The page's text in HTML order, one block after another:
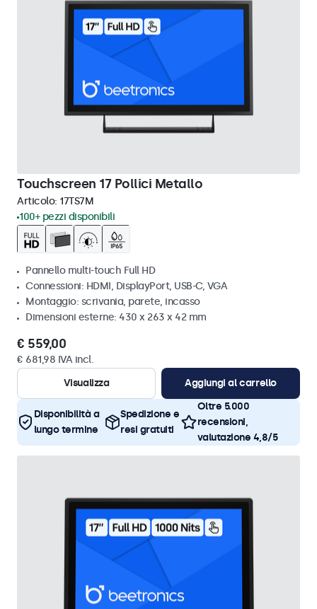
Touchscreen 17 Pollici Metallo
Articolo: 17TS7M
100+ pezzi disponibili
Pannello multi-touch Full HD
Connessioni: HDMI, DisplayPort, USB-C, VGA
Montaggio: scrivania, parete, incasso
Dimensioni esterne: 430 x 263 x 42 mm
€ 559,00
€ 681,98 IVA incl.
Visualizza
Aggiungi al carrello
Disponibilità a
lungo termine
Spedizione e
resi gratuiti
Oltre 5.000
recensioni,
valutazione 4,8/5